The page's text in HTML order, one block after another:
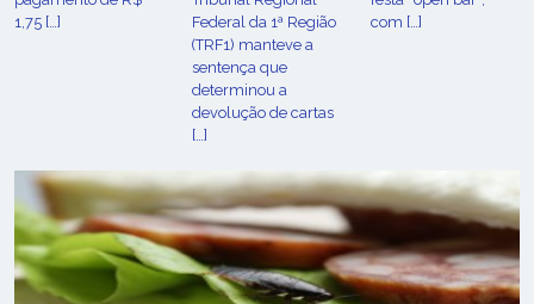
1,75 […]
Federal da 1ª Região
(TRF1) manteve a
sentença que
determinou a
devolução de cartas
[…]
com […]